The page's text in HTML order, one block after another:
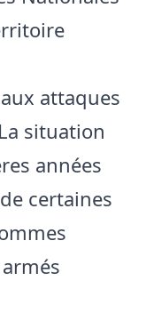
attaques
situation
années
certaines